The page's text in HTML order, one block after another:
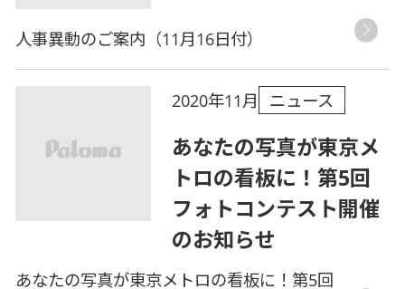
人事異動のご案内（11月16日付）
2020年11月 ニュース
あなたの写真が東京メ
トロの看板に！第5回
フォトコンテスト開催
のお知らせ
あなたの写真が東京メトロの看板に！第5回